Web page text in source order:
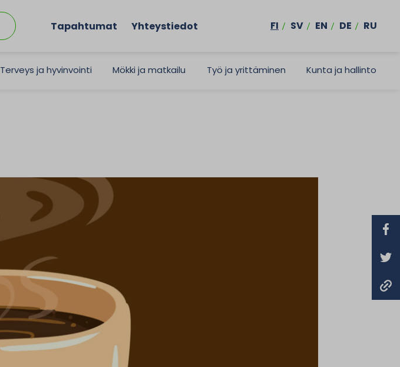
Tapahtumat Yhteystiedot FI SV EN DE RU
Terveys ja hyvinvointi Mökki ja matkailu Työ ja yrittäminen Kunta ja hallinto